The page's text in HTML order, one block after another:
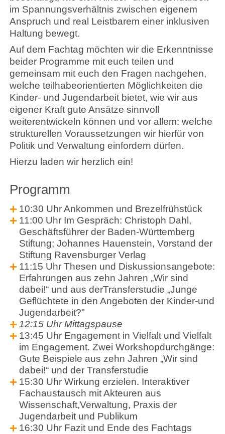
im Spannungsverhältnis zwischen eigenem
Anspruch und real Leistbarem einer inklusiven
Haltung bewegt.
Auf dem Fachtag möchten wir die Erkenntnisse
beider Programme mit euch teilen und
gemeinsam mit euch den Fragen nachgehen,
welche teilhabeorientierten Möglichkeiten die
Kinder- und Jugendarbeit bietet, wie wir aus
eigener Kraft gute Ansätze sinnvoll
weiterentwickeln können und vor allem: welche
strukturellen Voraussetzungen wir hierfür von
Politik und Verwaltung einfordern dürfen.
Hierzu laden wir herzlich ein!
Programm
10:30 Uhr Ankommen und Brezelfrühstück
11:00 Uhr Im Gespräch: Christoph Dahl,
Geschäftsführer der Baden-Württemberg
Stiftung; Johannes Hauenstein, Vorstand der
Stiftung Ravensburger Verlag
11:15 Uhr Thesen und Diskussionsangebote:
Erfahrungen aus zehn Jahren „Wir sind
dabei!“ und aus derTransferstudie „Junge
Geflüchtete in den Angeboten der Kinder-und
Jugendarbeit?"
12:15 Uhr Mittagspause
13:45 Uhr Engagement in Vielfalt und Vielfalt
im Engagement. Zwei Workshopdurchgänge:
Gute Beispiele aus zehn Jahren „Wir sind
dabei!“ und der Transferstudie
15:30 Uhr Wirkung erzielen. Interaktiver
Fachaustausch mit Akteuren aus
Wissenschaft,Verwaltung, Praxis der
Jugendarbeit und Publikum
16:30 Uhr Fazit und Ende des Fachtags